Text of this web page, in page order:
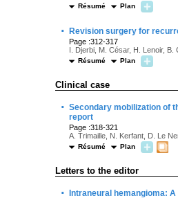
Résumé Plan
· Revision surgery for
Page :312-317
I. Djerbi, M. César, H. Lenoir,
Résumé Plan
Clinical case
· Secondary mobilization of
report
Page :318-321
A. Trimaille, N. Kerfant, D. Le
Résumé Plan
Letters to the editor
· Intraneural hemangioma: